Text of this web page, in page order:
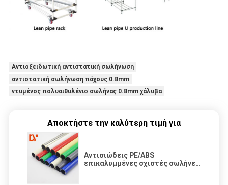
Αντιοξειδωτική αντιστατική σωλήνωση
αντιστατική σωλήνωση πάχους 0.8mm
ντυμένος πολυαιθυλένιο σωλήνας 0.8mm χάλυβα
Αποκτήστε την καλύτερη τιμή για
Αντισιώδεις PE/ABS
επικαλυμμένες σχιστές σωλήνες